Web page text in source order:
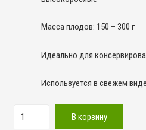
Масса плодов: 150 – 300 г
Идеально для
Используется в свежем виде
Количество
В корзину